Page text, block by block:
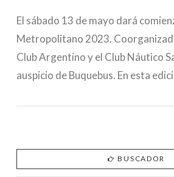
VIEW POST
El sábado 13 de mayo dará
Metropolitano 2023.
Club Argentino y el Club Náutico
auspicio de Buquebus. En esta
BUSCADOR